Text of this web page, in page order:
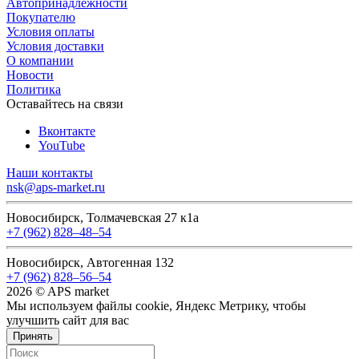
Автопринадлежности
Покупателю
Условия оплаты
Условия доставки
О компании
Новости
Политика
Оставайтесь на связи
Вконтакте
YouTube
Наши контакты
nsk@aps-market.ru
Новосибирск, Толмачевская 27 к1а
+7 (962) 828‒48‒54
Новосибирск, Автогенная 132
+7 (962) 828‒56‒54
2026 © APS market
Мы используем файлы cookie, Яндекс Метрику, чтобы
улучшить сайт для вас
Принять